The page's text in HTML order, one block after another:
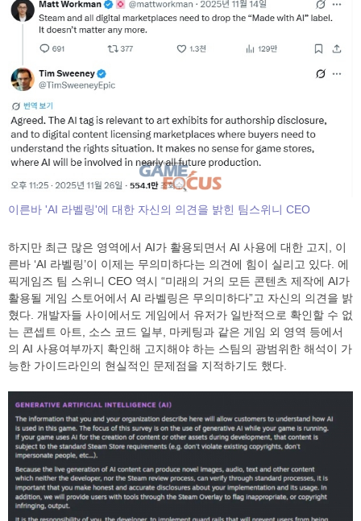
이른바 'AI 라벨링'에 대한 자신의 의견을 밝힌 팀스위니 CEO
하지만 최근 많은 영역에서 AI가 활용되면서 AI 사용에 대한 고지, 이
른바 ‘AI 라벨링’이 이제는 무의미하다는 의견에 힘이 실리고 있다. 에
픽게임즈 팀 스위니 CEO 역시 “미래의 거의 모든 콘텐츠 제작에 AI가
활용될 게임 스토어에서 AI 라벨링은 무의미하다”고 자신의 의견을 밝
혔다. 개발자들 사이에서도 게임에서 유저가 일반적으로 확인할 수 없
는 콘셉트 아트, 소스 코드 일부, 마케팅과 같은 게임 외 영역 등에서
의 AI 사용여부까지 확인해 고지해야 하는 스팀의 광범위한 해석이 가
능한 가이드라인의 현실적인 문제점을 지적하기도 했다.